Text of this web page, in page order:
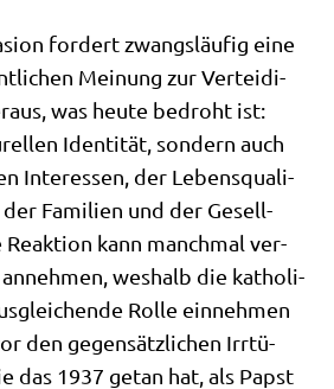
for­dert zwangs­läu­fig eine
Mei­nung zur Ver­tei­di­
was heu­te bedroht ist:
Iden­ti­tät, son­dern auch
Inter­es­sen, der Lebens­qua­li­
Fami­li­en und der Gesell­
Reak­ti­on kann manch­mal ver­
wes­halb die katho­li­
Rol­le ein­neh­men
den gegen­sätz­li­chen Irr­tü­
das 1937 getan hat, als Papst